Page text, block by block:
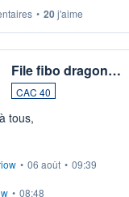
• 20j'aime
File fibo dragon…
CAC 40
tous,
• 06 août • 09:39
• 08:48